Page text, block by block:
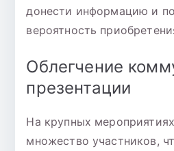
донести информацию и
вероятность
Облегчение
презентации
На крупных
множество участников,